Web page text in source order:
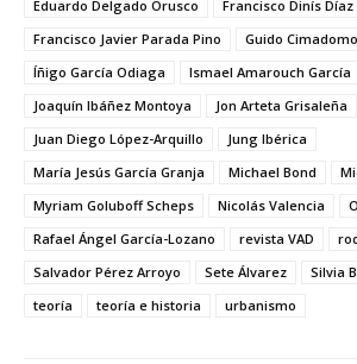
Eduardo Delgado Orusco
Francisco Dinís
Francisco Javier Parada Pino
Guido Cimadomo
Íñigo García Odiaga
Ismael Amarouch García
Joaquín Ibáñez Montoya
Jon Arteta Grisaleña
Juan Diego López-Arquillo
Jung Ibérica
María Jesús García Granja
Michael Bond
Myriam Goluboff Scheps
Nicolás Valencia
Rafael Ángel García-Lozano
revista VAD
Salvador Pérez Arroyo
Sete Álvarez
Silvia
teoría
teoría e historia urbanismo